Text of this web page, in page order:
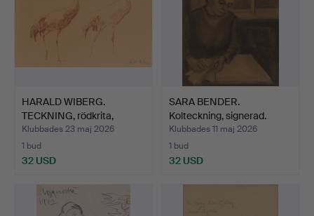
HARALD WIBERG.
TECKNING, rödkrita,
"Tranor…
Klubbades 23 maj 2026
1 bud
32 USD
SARA BENDER.
Kolteckning, signerad.
Klubbades 11 maj 2026
1 bud
32 USD